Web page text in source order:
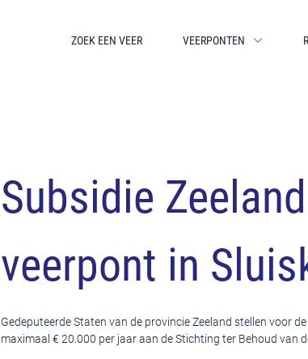
ZOEK EEN VEER VEERPONTEN
Subsidie
veerpont in
Gedeputeerde Staten van de provincie Zeeland stellen voor
maximaal € 20.000 per jaar aan de Stichting ter Behoud van